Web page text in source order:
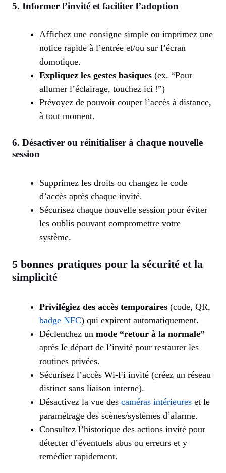
5. Informer l’invité et faciliter l’adoption
Affichez une consigne simple ou imprimez une
notice rapide à l’entrée et/ou sur l’écran
domotique.
Expliquez les gestes basiques (ex. “Pour
allumer l’éclairage, touchez ici !”)
Prévoyez de pouvoir couper l’accès à distance,
à tout moment.
6. Désactiver ou réinitialiser à chaque nouvelle
session
Supprimez les droits ou changez le code
d’accès après chaque invité.
Sécurisez chaque nouvelle session pour éviter
les oublis pouvant compromettre votre
système.
5 bonnes pratiques pour la sécurité et la
simplicité
Privilégiez des accès temporaires (code, QR,
badge NFC) qui expirent automatiquement.
Déclenchez un mode “retour à la normale”
après le départ de l’invité pour restaurer les
routines privées.
Sécurisez l’accès Wi-Fi invité (créez un réseau
distinct sans liaison interne).
Désactivez la vue des caméras intérieures et le
paramétrage des scènes/systèmes d’alarme.
Consultez l’historique des actions invité pour
détecter d’éventuels abus ou erreurs et y
remédier rapidement.